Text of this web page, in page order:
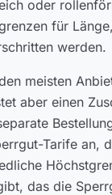
oder
für
werden.
meisten
aber einen
Tarife an,
das die